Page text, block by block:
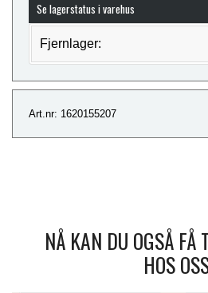
Se lagerstatus i varehus
Fjernlager:
Art.nr: 1620155207
NÅ KAN DU OGSÅ FÅ
HOS